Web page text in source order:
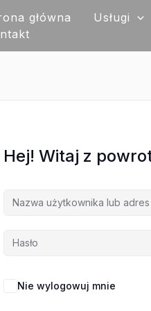
główna Usługi
Hej! Witaj z
Nie wylogowuj mnie